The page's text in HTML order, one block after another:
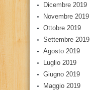
Dicembre 2019
Novembre 2019
Ottobre 2019
Settembre 2019
Agosto 2019
Luglio 2019
Giugno 2019
Maggio 2019